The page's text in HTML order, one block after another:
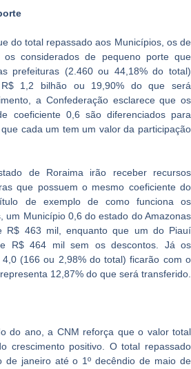
do total repassado aos Municípios, os de
considerados de pequeno porte que
prefeituras (2.460 ou 44,18% do total)
1,2 bilhão ou 19,90% do que será
a Confederação esclarece que os
coeficiente 0,6 são diferenciados para
cada um tem um valor da participação
de Roraima irão receber recursos
que possuem o mesmo coeficiente do
de exemplo de como funciona os
um Município 0,6 do estado do Amazonas
R$ 463 mil, enquanto que um do Piauí
R$ 464 mil sem os descontos. Já os
(166 ou 2,98% do total) ficarão com o
12,87% do que será transferido.
do ano, a CNM reforça que o valor total
crescimento positivo. O total repassado
de janeiro até o 1º decêndio de maio de